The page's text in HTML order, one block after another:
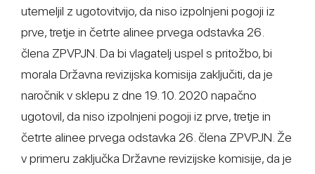
utemeljil z ugotovitvijo, da niso izpolnjeni pogoji iz
prve, tretje in četrte alinee prvega odstavka 26.
člena ZPVPJN. Da bi vlagatelj uspel s pritožbo, bi
morala Državna revizijska komisija zaključiti, da je
naročnik v sklepu z dne 19. 10. 2020 napačno
ugotovil, da niso izpolnjeni pogoji iz prve, tretje in
četrte alinee prvega odstavka 26. člena ZPVPJN. Že
v primeru zaključka Državne revizijske komisije, da je